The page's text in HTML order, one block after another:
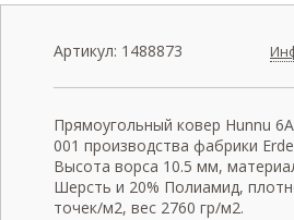
Артикул: 1488873
Прямоугольный ковер Hunnu
001 производства фабрики
Высота ворса 10.5 мм,
Шерсть и 20% Полиамид,
точек/м2, вес 2760 гр/м2.